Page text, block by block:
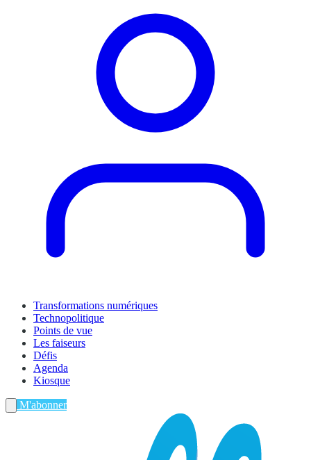
Transformations numériques
Technopolitique
Points de vue
Les faiseurs
Défis
Agenda
Kiosque
M'abonner